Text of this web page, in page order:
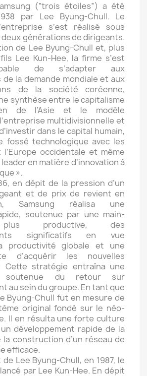
(“trois étoiles”) a été
par Lee Byung-Chull. Le
s’est réalisé sous
deux générations de dirigeants.
de Lee Byung-Chull et, plus
Lee Kun-Hee, la firme s’est
de s’adapter aux
la demande mondiale et aux
de la société coréenne,
synthèse entre le capitalisme
de l’Asie et le modèle
multidivisionnelle et
dans le capital humain,
fossé technologique avec les
occidentale et même
en matière d’innovation à
».
en dépit de la pression d’un
et de prix de revient en
Samsung réalisa une
soutenue par une main-
productive, des
significatifs en vue
productivité globale et une
d’acquérir les nouvelles
Cette stratégie entraîna une
soutenue du retour sur
au sein du groupe. En tant que
Byung-Chull fut en mesure de
original fondé sur le néo-
Il en résulta une forte culture
développement rapide de la
la construction d’un réseau de
efficace.
Lee Byung-Chull, en 1987, le
par Lee Kun-Hee. En dépit